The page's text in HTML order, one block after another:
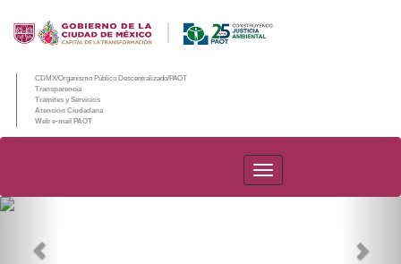
CDMX/Organismo Público Descentralizado/PAOT
Transparencia
Trámites y Servicios
Atención Ciudadana
Web e-mail PAOT
PAOT